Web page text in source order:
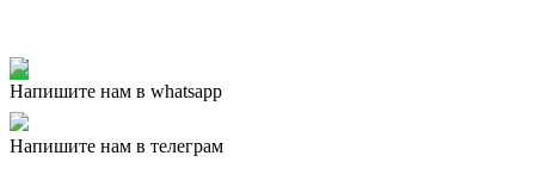
Напишите нам в whatsapp
Напишите нам в телеграм